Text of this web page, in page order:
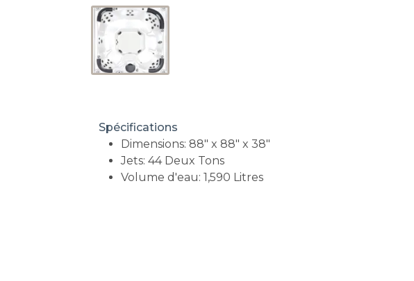
Spécifications
Dimensions: 88" x 88" x 38"
Jets: 44 Deux Tons
Volume d'eau: 1,590 Litres